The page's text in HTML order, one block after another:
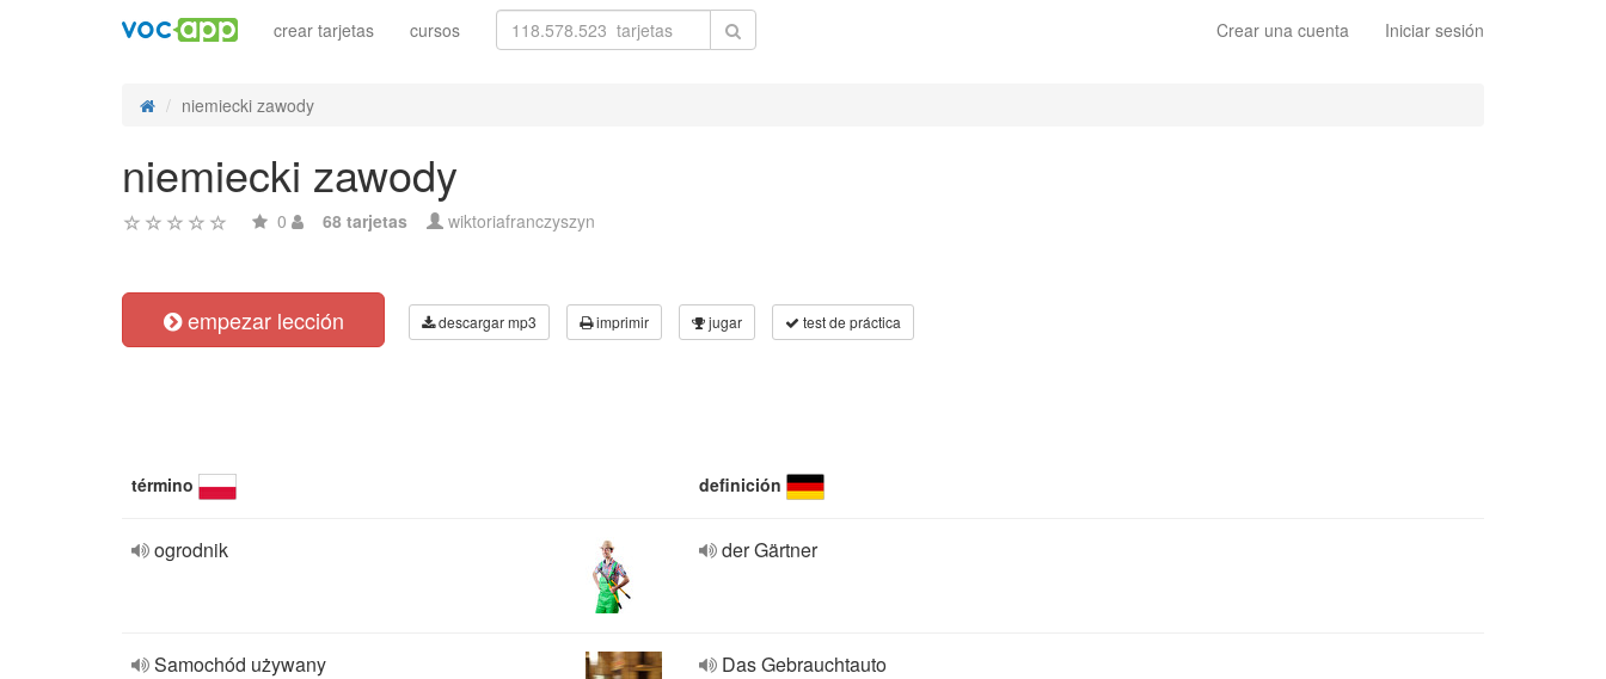
Crear una cuenta Iniciar sesión
crear tarjetas cursos
niemiecki zawody
niemiecki zawody
0 68 tarjetas wiktoriafranczyszyn
empezar lección descargar mp3 imprimir jugar test de práctica
término definición
ogrodnik der Gärtner
Samochód używany Das Gebrauchtauto